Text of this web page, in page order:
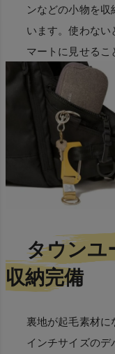
ンなどの小物を
います。使わない
マートに見せるこ
タウンユ
収納完備
裏地が起毛素材
インチサイズの